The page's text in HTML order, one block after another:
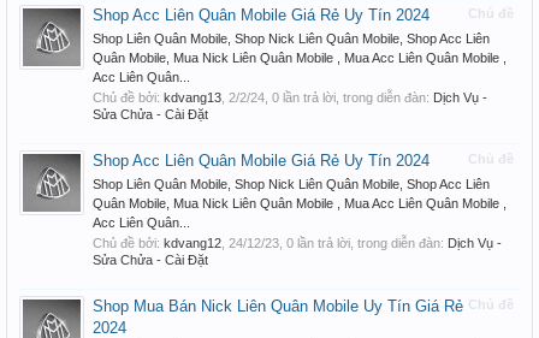
Chủ đề
Shop Acc Liên Quân Mobile Giá Rẻ Uy Tín 2024
Shop Liên Quân Mobile, Shop Nick Liên Quân Mobile, Shop Acc Liên
Quân Mobile, Mua Nick Liên Quân Mobile , Mua Acc Liên Quân Mobile ,
Acc Liên Quân...
Chủ đề bởi: kdvang13 2/2/24 , 0 lần trả lời, trong diễn đàn: Dịch Vụ -
Sửa Chửa - Cài Đặt
Chủ đề
Shop Acc Liên Quân Mobile Giá Rẻ Uy Tín 2024
Shop Liên Quân Mobile, Shop Nick Liên Quân Mobile, Shop Acc Liên
Quân Mobile, Mua Nick Liên Quân Mobile , Mua Acc Liên Quân Mobile ,
Acc Liên Quân...
Chủ đề bởi: kdvang12 24/12/23 , 0 lần trả lời, trong diễn đàn: Dịch Vụ -
Sửa Chửa - Cài Đặt
Chủ đề
Shop Mua Bán Nick Liên Quân Mobile Uy Tín Giá Rẻ
2024